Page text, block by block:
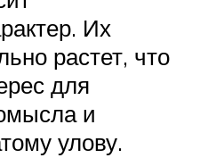
Их
растет, что
для
и
улову.